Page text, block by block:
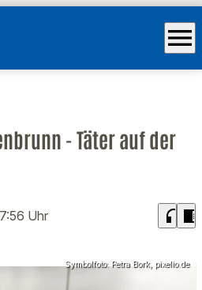
menu
- Täter auf der
Uhr headphones chrome_reader_mode
Symbolfoto: Petra Bork, pixelio.de